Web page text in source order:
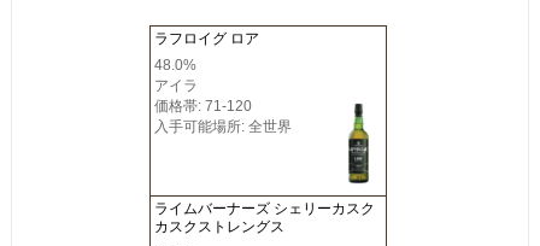
ラフロイグ ロア
48.0%
アイラ
価格帯: 71-120
入手可能場所: 全世界
ライムバーナーズ シェリーカスク
カスクストレングス